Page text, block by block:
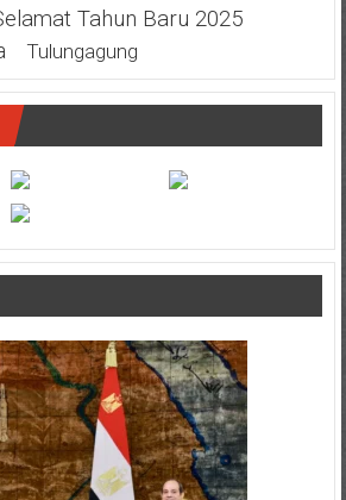
Tahun Baru 2025
Tulungagung